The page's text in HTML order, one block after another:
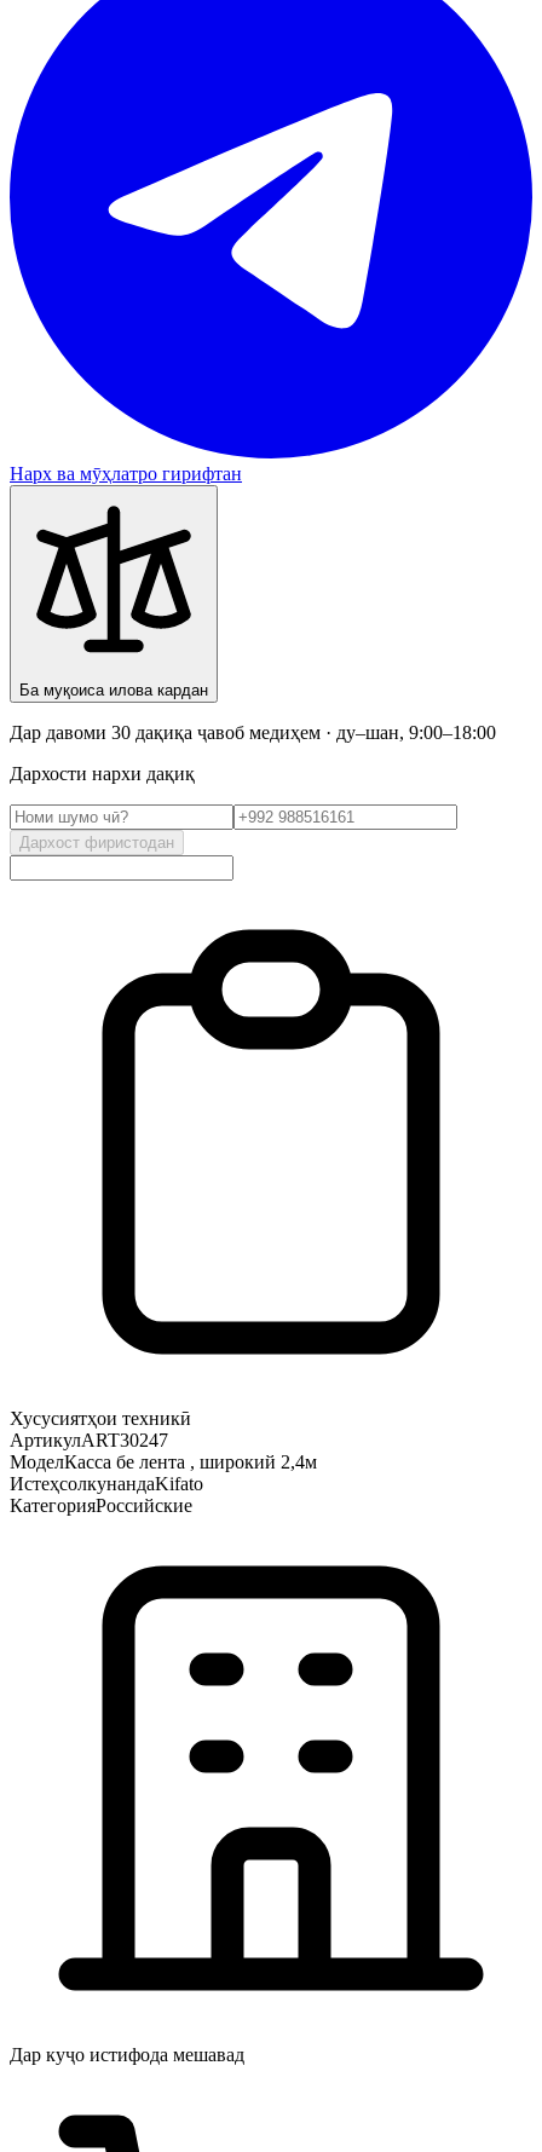
Нарх ва мӯҳлатро гирифтан
Ба муқоиса илова кардан
Дар давоми 30 дақиқа ҷавоб медиҳем · ду–шан, 9:00–18:00
Дархости нархи дақиқ
Дархост фиристодан
Хусусиятҳои техникӣ
АртикулART30247
МоделКасса бе лента , широкий 2,4м
ИстеҳсолкунандаKifato
КатегорияРоссийские
Дар куҷо истифода мешавад